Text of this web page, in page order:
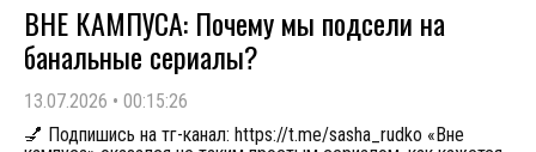
ВНЕ КАМПУСА: Почему мы подсели на
банальные сериалы?
13.07.2026 • 00:15:26
💅 Подпишись на тг-канал: https://t.me/sasha_rudko «Вне